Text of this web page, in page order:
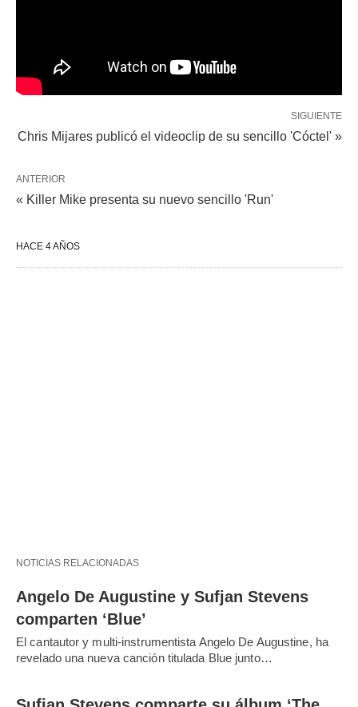
SIGUIENTE
Chris Mijares publicó el videoclip de su sencillo 'Cóctel' »
ANTERIOR
« Killer Mike presenta su nuevo sencillo 'Run'
HACE 4 AÑOS
NOTICIAS RELACIONADAS
Angelo De Augustine y Sufjan Stevens
comparten ‘Blue’
El cantautor y multi-instrumentista Angelo De Augustine, ha
revelado una nueva canción titulada Blue junto…